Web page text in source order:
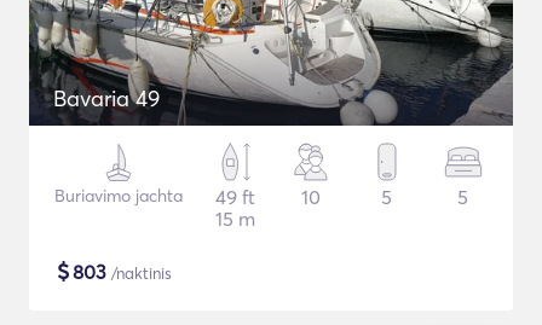
Bavaria 49
Buriavimo jachta
49 ft
15 m
10 5 5
$803 /naktinis